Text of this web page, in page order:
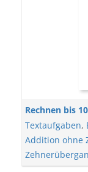
Rechnen bis
Textaufgaben,
Addition ohne